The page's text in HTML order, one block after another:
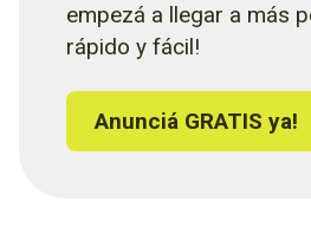
empezá a llegar a más
rápido y fácil!
Anunciá GRATIS ya!